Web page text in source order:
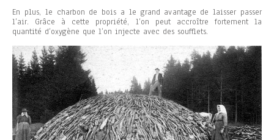
En plus, le charbon de bois a le grand avantage de laisser passer
l’air. Grâce à cette propriété, l’on peut accroître fortement la
quantité d’oxygène que l’on injecte avec des soufflets.